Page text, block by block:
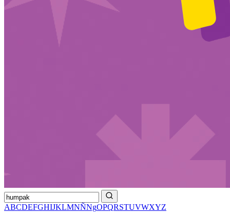
ABCDEFGHIJKLMNÑNgOPQRSTUVWXYZ